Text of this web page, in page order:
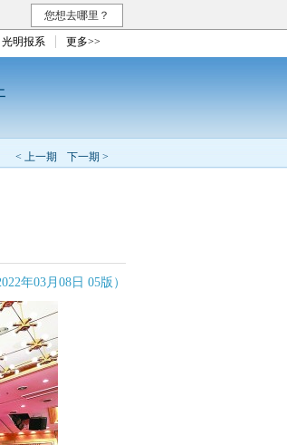
您想去哪里？
光明报系 更多>>
< 上一期 下一期 >
年03月08日 05版）